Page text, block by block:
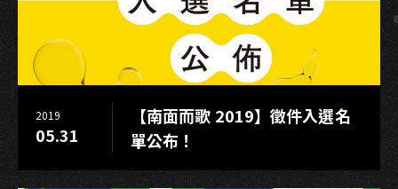
2019
05.31
【南面而歌 2019】徵件入選名
單公布！